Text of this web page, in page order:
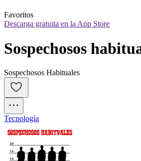
Favoritos
Descarga gratuita en la App Store
Sospechosos
Sospechosos Habituales
Tecnología